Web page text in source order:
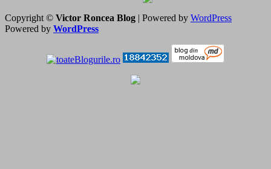
Copyright © Victor Roncea Blog | Powered by WordPress
Powered by WordPress